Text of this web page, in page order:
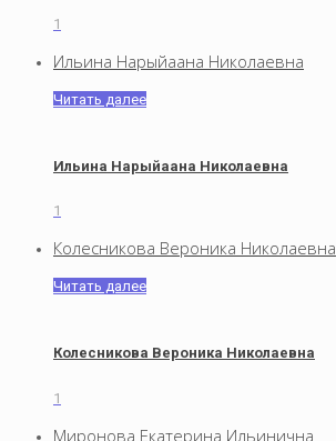
1
Ильина Нарыйаана Николаевна
Читать далее
Ильина Нарыйаана Николаевна
1
Колесникова Вероника Николаевна
Читать далее
Колесникова Вероника Николаевна
1
Миронова Екатерина Ильинична